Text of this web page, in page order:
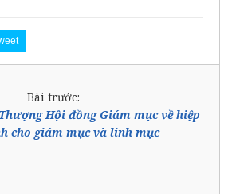
Bài trước:
Hội đồng Giám mục về hiệp
cho giám mục và linh mục